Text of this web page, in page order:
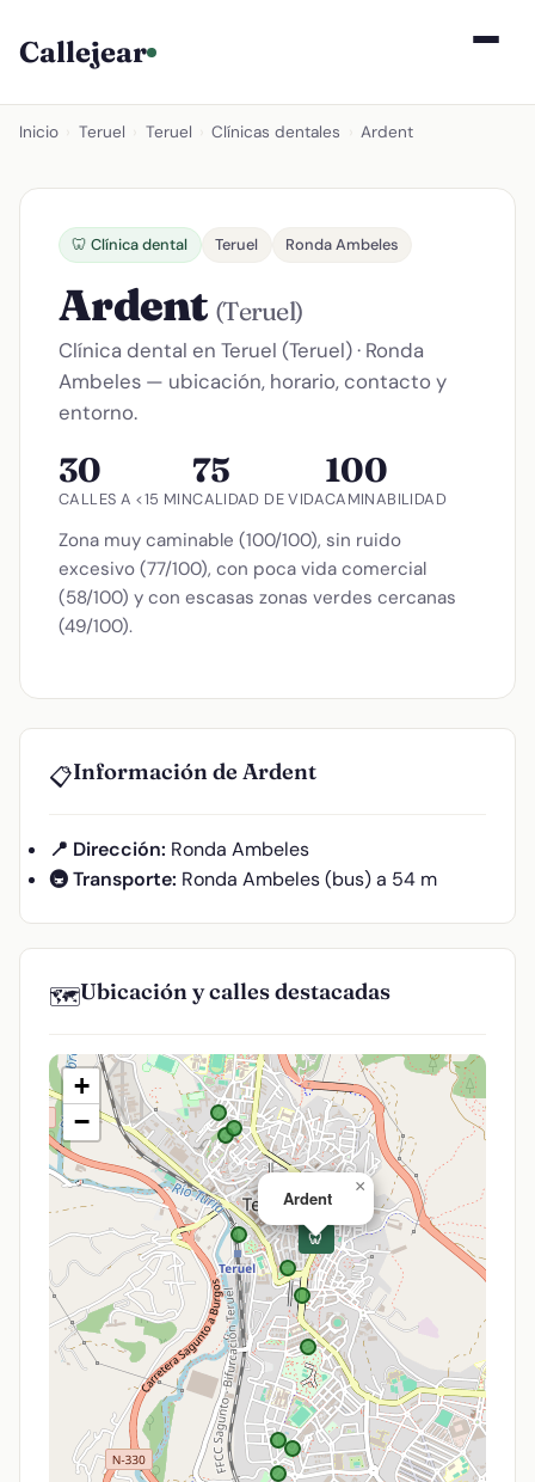
Callejear
Inicio Teruel Teruel Clínicas dentales Ardent
🦷 Clínica dental Teruel Ronda Ambeles
Ardent (Teruel)
Clínica dental en Teruel (Teruel) · Ronda
Ambeles — ubicación, horario, contacto y
entorno.
30
CALLES A <15 MIN
75
CALIDAD DE VIDA
100
CAMINABILIDAD
Zona muy caminable (100/100), sin ruido
excesivo (77/100), con poca vida comercial
(58/100) y con escasas zonas verdes cercanas
(49/100).
📋Información de Ardent
📍 Dirección: Ronda Ambeles
🚇 Transporte: Ronda Ambeles (bus) a 54 m
🗺️Ubicación y calles destacadas
🦷
Ardent
×
+
−